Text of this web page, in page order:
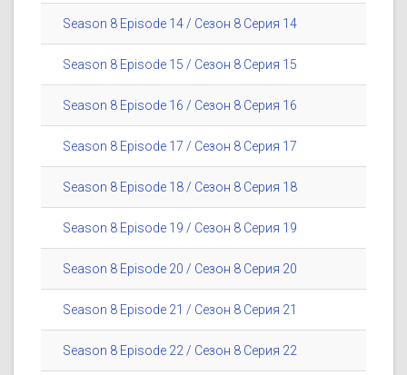
Season 8 Episode 14 / Сезон 8 Серия 14
Season 8 Episode 15 / Сезон 8 Серия 15
Season 8 Episode 16 / Сезон 8 Серия 16
Season 8 Episode 17 / Сезон 8 Серия 17
Season 8 Episode 18 / Сезон 8 Серия 18
Season 8 Episode 19 / Сезон 8 Серия 19
Season 8 Episode 20 / Сезон 8 Серия 20
Season 8 Episode 21 / Сезон 8 Серия 21
Season 8 Episode 22 / Сезон 8 Серия 22